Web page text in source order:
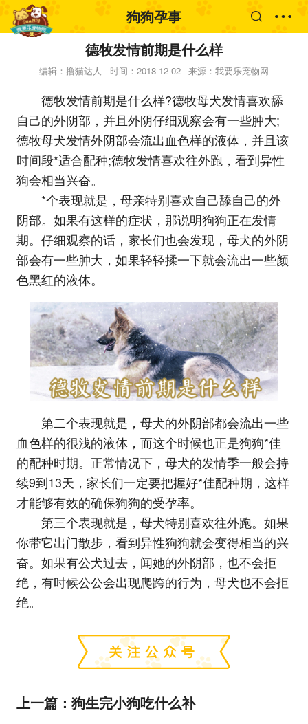
狗狗孕事
德牧发情前期是什么样
编辑：撸猫达人 时间：2018-12-02 来源：我要乐宠物网
德牧发情前期是什么样?德牧母犬发情喜欢舔
自己的外阴部，并且外阴仔细观察会有一些肿大;
德牧母犬发情外阴部会流出血色样的液体，并且该
时间段*适合配种;德牧发情喜欢往外跑，看到异性
狗会相当兴奋。
*个表现就是，母亲特别喜欢自己舔自己的外
阴部。如果有这样的症状，那说明狗狗正在发情
期。仔细观察的话，家长们也会发现，母犬的外阴
部会有一些肿大，如果轻轻揉一下就会流出一些颜
色黑红的液体。
第二个表现就是，母犬的外阴部都会流出一些
血色样的很浅的液体，而这个时候也正是狗狗*佳
的配种时期。正常情况下，母犬的发情季一般会持
续9到13天，家长们一定要把握好*佳配种期，这样
才能够有效的确保狗狗的受孕率。
第三个表现就是，母犬特别喜欢往外跑。如果
你带它出门散步，看到异性狗狗就会变得相当的兴
奋。如果有公犬过去，闻她的外阴部，也不会拒
绝，有时候公公会出现爬跨的行为，母犬也不会拒
绝。
上一篇： 狗生完小狗吃什么补